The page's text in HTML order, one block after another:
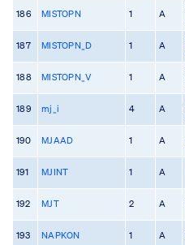
186 MISTOPN 1 A
187 MISTOPN_D 1 A
188 MISTOPN_V 1 A
189 mj_i 4 A
190 MJAAD 1 A
191 MJINT 1 A
192 MJT 2 A
193 NAPKON 1 A